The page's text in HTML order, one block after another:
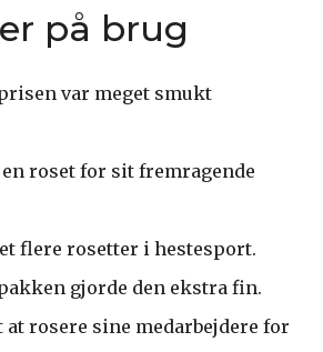
på brug
var meget smukt
roset for sit fremragende
flere rosetter i hestesport.
gjorde den ekstra fin.
rosere sine medarbejdere for